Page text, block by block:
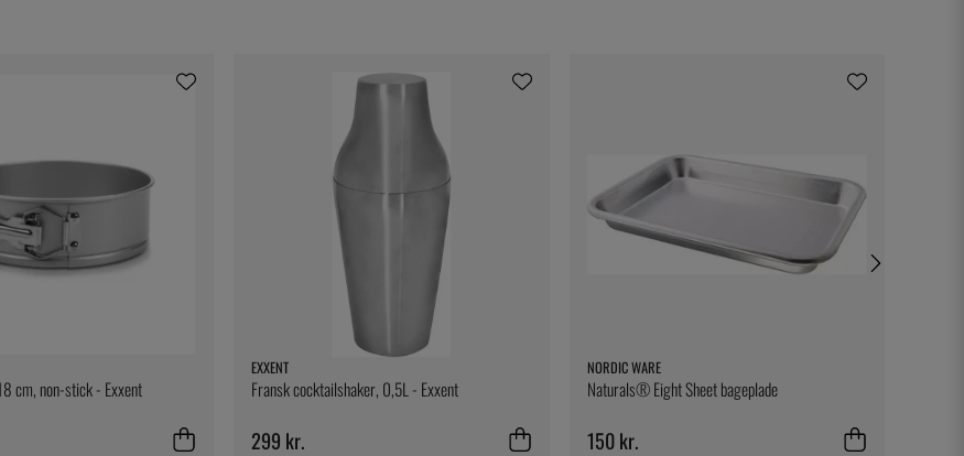
cm, non-stick - Exxent
EXXENT
Fransk cocktailshaker, 0,5L - Exxent
299 kr.
NORDIC WARE
Naturals® Eight Sheet bageplade
150 kr.